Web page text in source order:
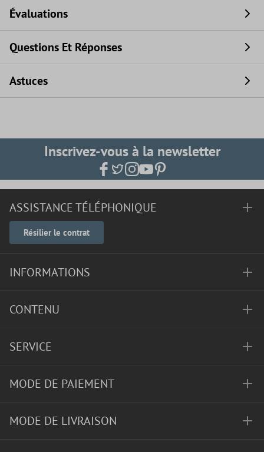
Évaluations
Questions Et Réponses
Astuces
Inscrivez-vous à la newsletter
ASSISTANCE TÉLÉPHONIQUE
Résilier le contrat
INFORMATIONS
CONTENU
SERVICE
MODE DE PAIEMENT
MODE DE LIVRAISON